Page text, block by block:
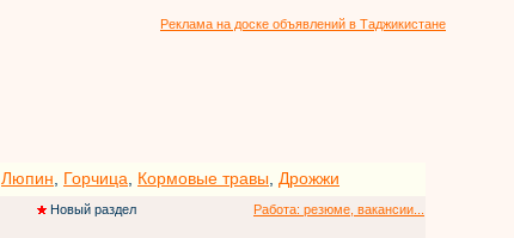
Реклама на доске объявлений в Таджикистане
Люпин Горчица Кормовые травы Дрожжи
Новый раздел
Работа: резюме, вакансии...